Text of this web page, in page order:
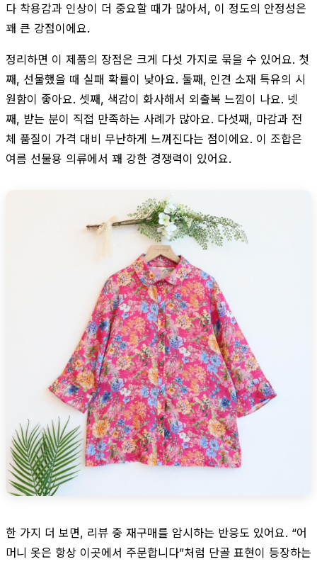
다 착용감과 인상이 더 중요할 때가 많아서, 이 정도의 안정성은
꽤 큰 강점이에요.
정리하면 이 제품의 장점은 크게 다섯 가지로 묶을 수 있어요. 첫
째, 선물했을 때 실패 확률이 낮아요. 둘째, 인견 소재 특유의 시
원함이 좋아요. 셋째, 색감이 화사해서 외출복 느낌이 나요. 넷
째, 받는 분이 직접 만족하는 사례가 많아요. 다섯째, 마감과 전
체 품질이 가격 대비 무난하게 느껴진다는 점이에요. 이 조합은
여름 선물용 의류에서 꽤 강한 경쟁력이 있어요.
한 가지 더 보면, 리뷰 중 재구매를 암시하는 반응도 있어요. “어
머니 옷은 항상 이곳에서 주문합니다”처럼 단골 표현이 등장하는